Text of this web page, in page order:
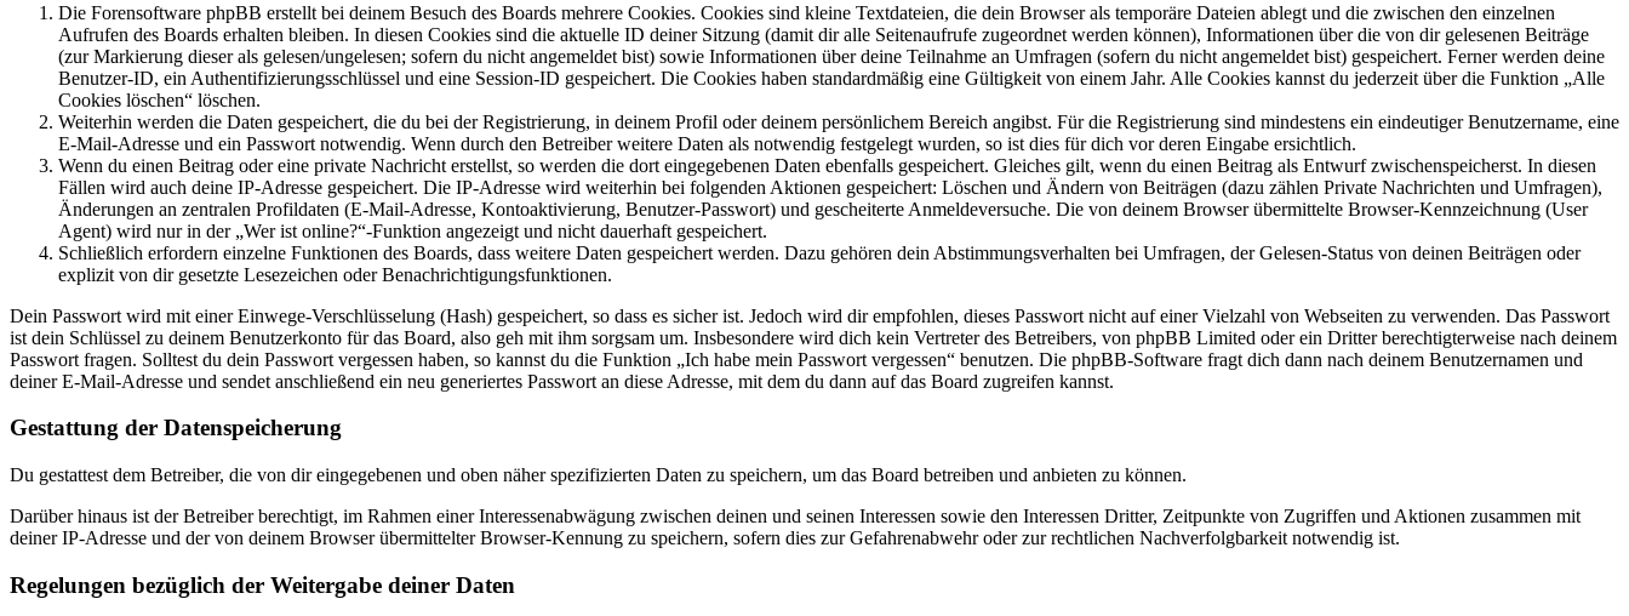
Die Forensoftware phpBB erstellt bei deinem Besuch des Boards mehrere Cookies. Cookies sind kleine Textdateien, die dein Browser als temporäre Dateien ablegt und die zwischen den einzelnen
Aufrufen des Boards erhalten bleiben. In diesen Cookies sind die aktuelle ID deiner Sitzung (damit dir alle Seitenaufrufe zugeordnet werden können), Informationen über die von dir gelesenen Beiträge
(zur Markierung dieser als gelesen/ungelesen; sofern du nicht angemeldet bist) sowie Informationen über deine Teilnahme an Umfragen (sofern du nicht angemeldet bist) gespeichert. Ferner werden deine
Benutzer-ID, ein Authentifizierungsschlüssel und eine Session-ID gespeichert. Die Cookies haben standardmäßig eine Gültigkeit von einem Jahr. Alle Cookies kannst du jederzeit über die Funktion „Alle
Cookies löschen“ löschen.
Weiterhin werden die Daten gespeichert, die du bei der Registrierung, in deinem Profil oder deinem persönlichem Bereich angibst. Für die Registrierung sind mindestens ein eindeutiger Benutzername, eine
E-Mail-Adresse und ein Passwort notwendig. Wenn durch den Betreiber weitere Daten als notwendig festgelegt wurden, so ist dies für dich vor deren Eingabe ersichtlich.
Wenn du einen Beitrag oder eine private Nachricht erstellst, so werden die dort eingegebenen Daten ebenfalls gespeichert. Gleiches gilt, wenn du einen Beitrag als Entwurf zwischenspeicherst. In diesen
Fällen wird auch deine IP-Adresse gespeichert. Die IP-Adresse wird weiterhin bei folgenden Aktionen gespeichert: Löschen und Ändern von Beiträgen (dazu zählen Private Nachrichten und Umfragen),
Änderungen an zentralen Profildaten (E-Mail-Adresse, Kontoaktivierung, Benutzer-Passwort) und gescheiterte Anmeldeversuche. Die von deinem Browser übermittelte Browser-Kennzeichnung (User
Agent) wird nur in der „Wer ist online?“-Funktion angezeigt und nicht dauerhaft gespeichert.
Schließlich erfordern einzelne Funktionen des Boards, dass weitere Daten gespeichert werden. Dazu gehören dein Abstimmungsverhalten bei Umfragen, der Gelesen-Status von deinen Beiträgen oder
explizit von dir gesetzte Lesezeichen oder Benachrichtigungsfunktionen.
Dein Passwort wird mit einer Einwege-Verschlüsselung (Hash) gespeichert, so dass es sicher ist. Jedoch wird dir empfohlen, dieses Passwort nicht auf einer Vielzahl von Webseiten zu verwenden. Das Passwort
ist dein Schlüssel zu deinem Benutzerkonto für das Board, also geh mit ihm sorgsam um. Insbesondere wird dich kein Vertreter des Betreibers, von phpBB Limited oder ein Dritter berechtigterweise nach deinem
Passwort fragen. Solltest du dein Passwort vergessen haben, so kannst du die Funktion „Ich habe mein Passwort vergessen“ benutzen. Die phpBB-Software fragt dich dann nach deinem Benutzernamen und
deiner E-Mail-Adresse und sendet anschließend ein neu generiertes Passwort an diese Adresse, mit dem du dann auf das Board zugreifen kannst.
Gestattung der Datenspeicherung
Du gestattest dem Betreiber, die von dir eingegebenen und oben näher spezifizierten Daten zu speichern, um das Board betreiben und anbieten zu können.
Darüber hinaus ist der Betreiber berechtigt, im Rahmen einer Interessenabwägung zwischen deinen und seinen Interessen sowie den Interessen Dritter, Zeitpunkte von Zugriffen und Aktionen zusammen mit
deiner IP-Adresse und der von deinem Browser übermittelter Browser-Kennung zu speichern, sofern dies zur Gefahrenabwehr oder zur rechtlichen Nachverfolgbarkeit notwendig ist.
Regelungen bezüglich der Weitergabe deiner Daten